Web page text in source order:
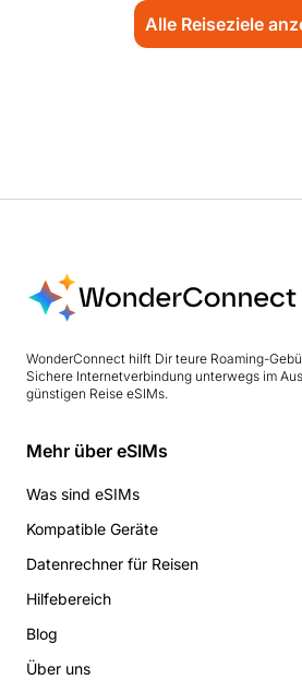
Alle Reiseziele
WonderConnect hilft Dir teure Roaming-
Sichere Internetverbindung unterwegs im
günstigen Reise eSIMs.
Mehr über eSIMs
Was sind eSIMs
Kompatible Geräte
Datenrechner für Reisen
Hilfebereich
Blog
Über uns